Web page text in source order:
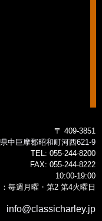
〒 409-3851
中巨摩郡昭和町河西621-9
TEL: 055-244-8200
FAX: 055-244-8222
10:00-19:00
毎週月曜・第2 第4火曜日
info@classicharley.jp